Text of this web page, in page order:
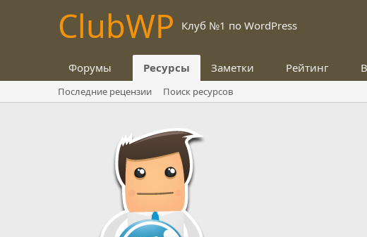
ClubWP Клуб №1 по WordPress
Форумы Ресурсы Заметки Рейтинг
Последние рецензии Поиск ресурсов